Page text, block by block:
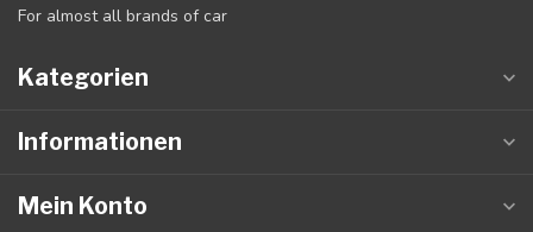
For almost all brands of car
Kategorien
Informationen
Mein Konto